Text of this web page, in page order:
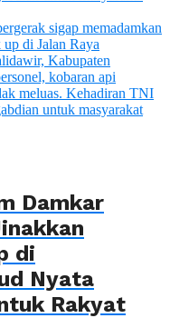
Damkar
di
Nyata
Rakyat